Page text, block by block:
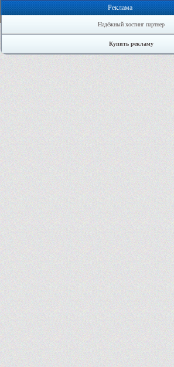
Реклама
Надёжный хостинг партнер
Купить рекламу